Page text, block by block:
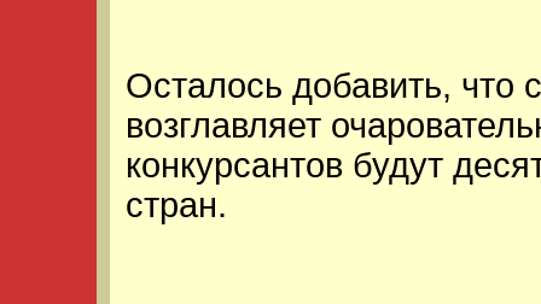
Осталось добавить, что
возглавляет
конкурсантов будут
стран.